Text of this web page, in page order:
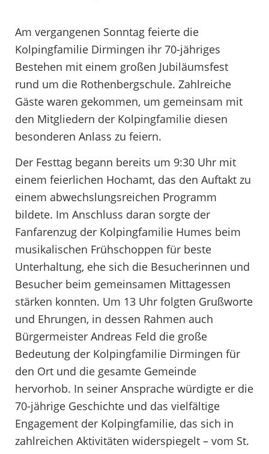
Am vergangenen Sonntag feierte die
Kolpingfamilie Dirmingen ihr 70-jähriges
Bestehen mit einem großen Jubiläumsfest
rund um die Rothenbergschule. Zahlreiche
Gäste waren gekommen, um gemeinsam mit
den Mitgliedern der Kolpingfamilie diesen
besonderen Anlass zu feiern.
Der Festtag begann bereits um 9:30 Uhr mit
einem feierlichen Hochamt, das den Auftakt zu
einem abwechslungsreichen Programm
bildete. Im Anschluss daran sorgte der
Fanfarenzug der Kolpingfamilie Humes beim
musikalischen Frühschoppen für beste
Unterhaltung, ehe sich die Besucherinnen und
Besucher beim gemeinsamen Mittagessen
stärken konnten. Um 13 Uhr folgten Grußworte
und Ehrungen, in dessen Rahmen auch
Bürgermeister Andreas Feld die große
Bedeutung der Kolpingfamilie Dirmingen für
den Ort und die gesamte Gemeinde
hervorhob. In seiner Ansprache würdigte er die
70-jährige Geschichte und das vielfältige
Engagement der Kolpingfamilie, das sich in
zahlreichen Aktivitäten widerspiegelt – vom St.